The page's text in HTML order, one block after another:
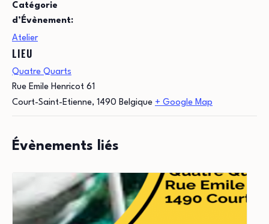
Catégorie
d’Évènement:
Atelier
LIEU
Quatre Quarts
Rue Emile Henricot 61
Court-Saint-Etienne, 1490 Belgique + Google Map
Évènements liés